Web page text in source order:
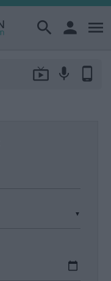
search person menu
live_tv mic phone_android
▼